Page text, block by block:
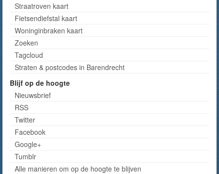
Straatroven kaart
Fietsendiefstal kaart
Woninginbraken kaart
Zoeken
Tagcloud
Straten & postcodes in Barendrecht
Blijf op de hoogte
Nieuwsbrief
RSS
Twitter
Facebook
Google+
Tumblr
Alle manieren om op de hoogte te blijven